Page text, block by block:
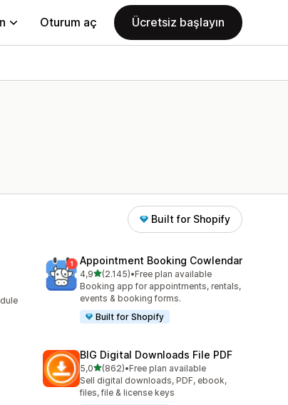
Oturum aç Ücretsiz başlayın
Built for Shopify
Appointment Booking Cowlendar
4,95 yıldız üzerinden
(2.145)
toplam 2145 değerlendirme
•Free plan available
Booking app for appointments, rentals,
events & booking forms.
Built for Shopify
BIG Digital Downloads File PDF
5,05 yıldız üzerinden
(862)
toplam 862 değerlendirme
•Free plan available
Sell digital downloads, PDF, ebook,
files, file & license keys